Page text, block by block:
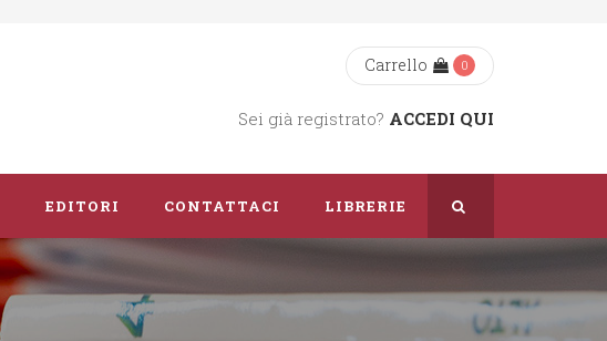
Carrello 0
Sei già registrato? ACCEDI QUI
EDITORI CONTATTACI LIBRERIE